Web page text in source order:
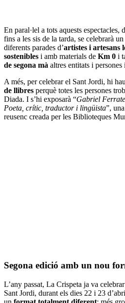
En paral·lel a tots aquests espectacles,
fins a les sis de la tarda, se celebrarà un
diferents parades d’artistes i artesans
sostenibles i amb materials de Km 0 i
de segona mà altres entitats i persones
A més, per celebrar el Sant Jordi, hi
de llibres perquè totes les persones
Diada. I s’hi exposarà “Gabriel
Poeta, crític, traductor i lingüista”, una
reusenc creada per les Biblioteques
Segona edició amb un nou
L’any passat, La Crispeta ja va
Sant Jordi, durant els dies 22 i 23